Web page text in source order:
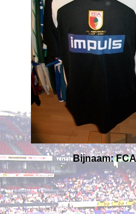
Bijnaam: FCA